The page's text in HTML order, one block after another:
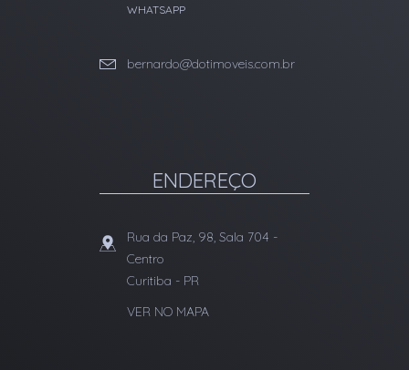
WHATSAPP
bernardo@dotimoveis.com.br
ENDEREÇO
Rua da Paz, 98, Sala 704 -
Centro
Curitiba - PR
VER NO MAPA